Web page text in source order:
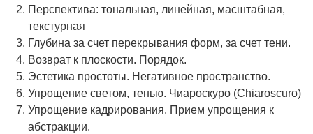
Перспектива: тональная, линейная, масштабная,
текстурная
Глубина за счет перекрывания форм, за счет тени.
Возврат к плоскости. Порядок.
Эстетика простоты. Негативное пространство.
Упрощение светом, тенью. Чиароскуро (Chiaroscuro)
Упрощение кадрирования. Прием упрощения к
абстракции.